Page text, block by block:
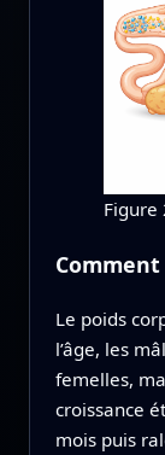
Figure
Le poids
l’âge, les
femelles,
croissance
mois puis